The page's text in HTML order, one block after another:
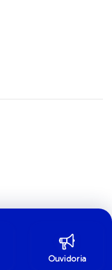
Ouvidoria